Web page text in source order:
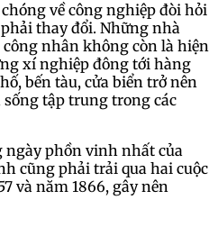
về công nghiệp đòi hỏi
thay đổi. Những nhà
nhân không còn là hiện
xí nghiệp đông tới hàng
bến tàu, cửa biển trở nên
tập trung trong các
phồn vinh nhất của
cũng phải trải qua hai cuộc
và năm 1866, gây nên